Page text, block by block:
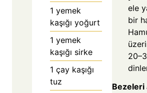
1 yemek
kaşığı yoğurt
1 yemek
kaşığı sirke
1 çay kaşığı
tuz
ele
bir
Bezeleri